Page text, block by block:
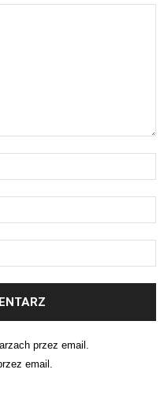
przez email.
email.